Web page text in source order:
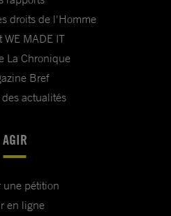
droits de l'Homme
WE MADE IT
La Chronique
Bref
actualités
AGIR
une pétition
en ligne